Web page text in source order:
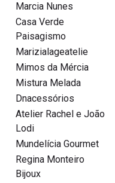
Marcia Nunes
Casa Verde
Paisagismo
Marizialageatelie
Mimos da Mércia
Mistura Melada
Dnacessórios
Atelier Rachel e João
Lodi
Mundelícia Gourmet
Regina Monteiro
Bijoux